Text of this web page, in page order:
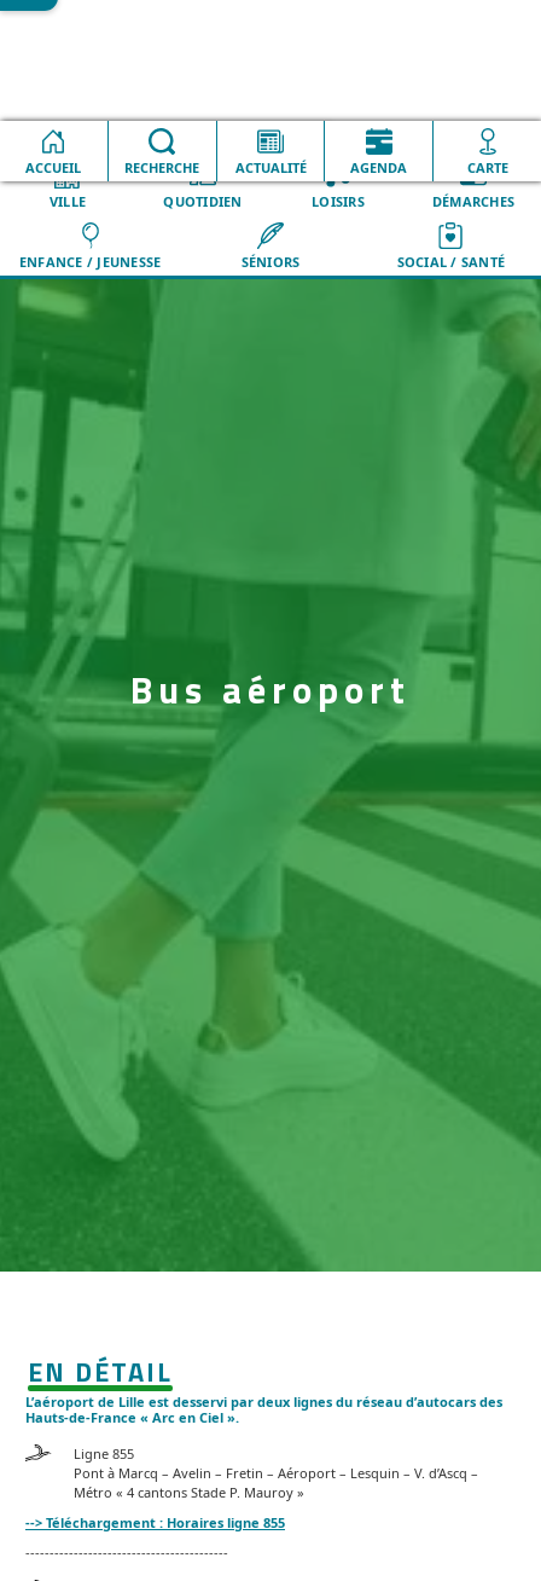
ACCUEIL RECHERCHE ACTUALITÉ AGENDA CARTE
Accueil Transport Bus aéroport
VILLE QUOTIDIEN LOISIRS DÉMARCHES
ENFANCE / JEUNESSE SÉNIORS SOCIAL / SANTÉ
Bus aéroport
EN DÉTAIL
L’aéroport de Lille est desservi par deux lignes du réseau d’autocars des
Hauts-de-France « Arc en Ciel ».
Ligne 855
Pont à Marcq – Avelin – Fretin – Aéroport – Lesquin – V. d’Ascq –
Métro « 4 cantons Stade P. Mauroy »
--> Téléchargement : Horaires ligne 855
------------------------------------------